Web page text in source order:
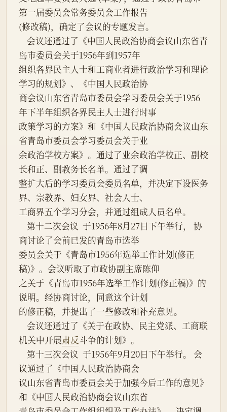
第一届委员会常务委员会工作报告
(修改稿)，确定了会议的专题发言。
岛市委员会关于1956年到1957年
组织各界民主人士和工商业者进行政治学习和理论
学习的规划》、《中国人民政治协
商会议山东省青岛市委员会学习委员会关于1956
年下半年组织各界民主人士进行时事
政策学习的方案》和《中国人民政治协商会议山东
省青岛市委员会学习委员会关于业
余政治学校方案》。通过了业余政治学校正、副校
长和正、副教务长名单。通过了调
整扩大后的学习委员会委员名单，并决定下设医务
界、宗教界、妇女界、社会人士、
工商界五个学习分会，并通过组成人员名单。
商讨论了会前已发的青岛市选举
委员会关于《青岛市1956年选举工作计划(修正
稿)》。会议听取了市政协副主席陈仰
之关于《青岛市1956年选举工作计划(修正稿)》的
说明。经协商讨论，同意这个计划
的修正稿，并提出了一些修改和补充意见。
机关中开展肃反斗争的计划》。
议通过了《中国人民政治协商会
议山东省青岛市委员会关于加强今后工作的意见》
和《中国人民政治协商会议山东省